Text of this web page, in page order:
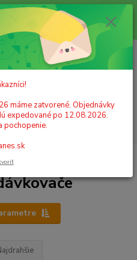
09.08.2026 máme zatvorené.
budú expedované po 12.08.2026.
Ledvanes.sk
za0,00 EUR
máme zatvorené. Objednávky
expedované po 12.08.2026.
pochopenie.